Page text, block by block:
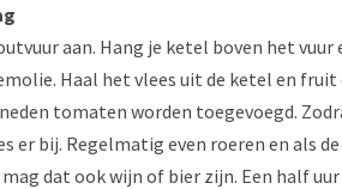
aan. Hang je ketel boven het
Haal het vlees uit de ketel en fruit
tomaten worden toegevoegd.
er bij. Regelmatig even roeren en als
dat ook wijn of bier zijn. Een half